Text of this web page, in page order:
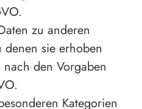
zu anderen
sie erhoben
den Vorgaben
Kategorien